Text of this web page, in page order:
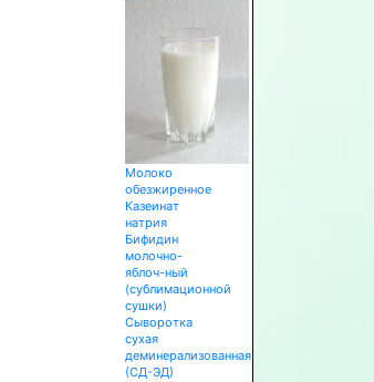
Молоко
обезжиренное
Казеинат
натрия
Бифидин
молочно-
яблоч-ный
(сублимационной
сушки)
Сыворотка
сухая
деминерализованная
(СД-ЭД)